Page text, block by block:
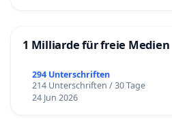
1 Milliarde für freie Medien
294 Unterschriften
214 Unterschriften / 30 Tage
24 Jun 2026